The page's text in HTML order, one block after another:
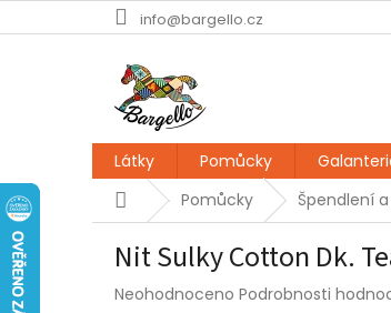
na
info@bargello.cz
Látky Pomůcky
DomůPomůcky Špendlení
Nit Sulky Cotton Dk.
Průměrné
Neohodnoceno Podrobnosti